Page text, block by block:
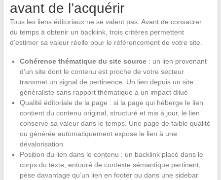
avant de l’acquérir
Tous les liens éditoriaux ne se valent pas. Avant de consacrer
du temps à obtenir un backlink, trois critères permettent
d’estimer sa valeur réelle pour le référencement de votre site.
Cohérence thématique du site source: un lien provenant
d’un site dont le contenu est proche de votre secteur
transmet un signal de pertinence. Un lien depuis un site
généraliste sans rapport thématique a un impact dilué
Qualité éditoriale de la page : si la page qui héberge le lien
contient du contenu original, structuré et mis à jour, le lien
conserve sa valeur dans le temps. Une page de faible qualité
ou générée automatiquement expose le lien à une
dévalorisation
Position du lien dans le contenu : un backlink placé dans le
corps du texte, entouré de contexte sémantique pertinent,
pèse davantage qu’un lien en footer ou dans une sidebar